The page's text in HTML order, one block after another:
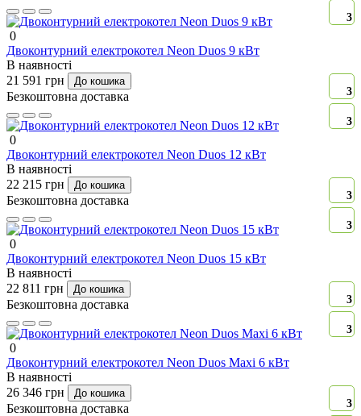
3
0
Двоконтурний електрокотел Neon Duos 9 кВт
В наявності
21 591 грн
До кошика
Безкоштовна доставка 3
3
0
Двоконтурний електрокотел Neon Duos 12 кВт
В наявності
22 215 грн
До кошика
Безкоштовна доставка 3
3
0
Двоконтурний електрокотел Neon Duos 15 кВт
В наявності
22 811 грн
До кошика
Безкоштовна доставка 3
3
0
Двоконтурний електрокотел Neon Duos Maxi 6 кВт
В наявності
26 346 грн
До кошика
Безкоштовна доставка 3